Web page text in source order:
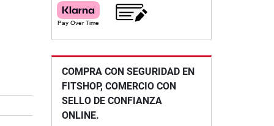
COMPRA CON SEGURIDAD EN
FITSHOP, COMERCIO CON
SELLO DE CONFIANZA
ONLINE.